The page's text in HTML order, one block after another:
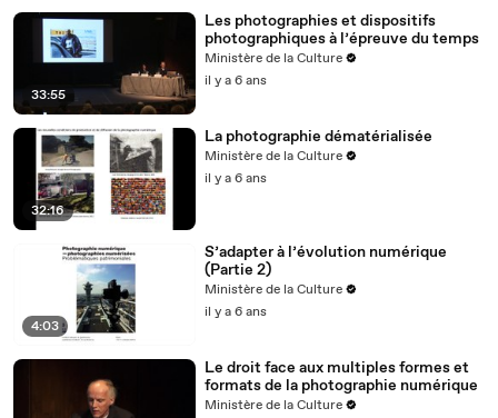
33:55
Les photographies et dispositifs
photographiques à l’épreuve du temps
Ministère de la Culture
il y a 6 ans
32:16
La photographie dématérialisée
Ministère de la Culture
il y a 6 ans
4:03
S’adapter à l’évolution numérique
(Partie 2)
Ministère de la Culture
il y a 6 ans
Le droit face aux multiples formes et
formats de la photographie numérique
Ministère de la Culture